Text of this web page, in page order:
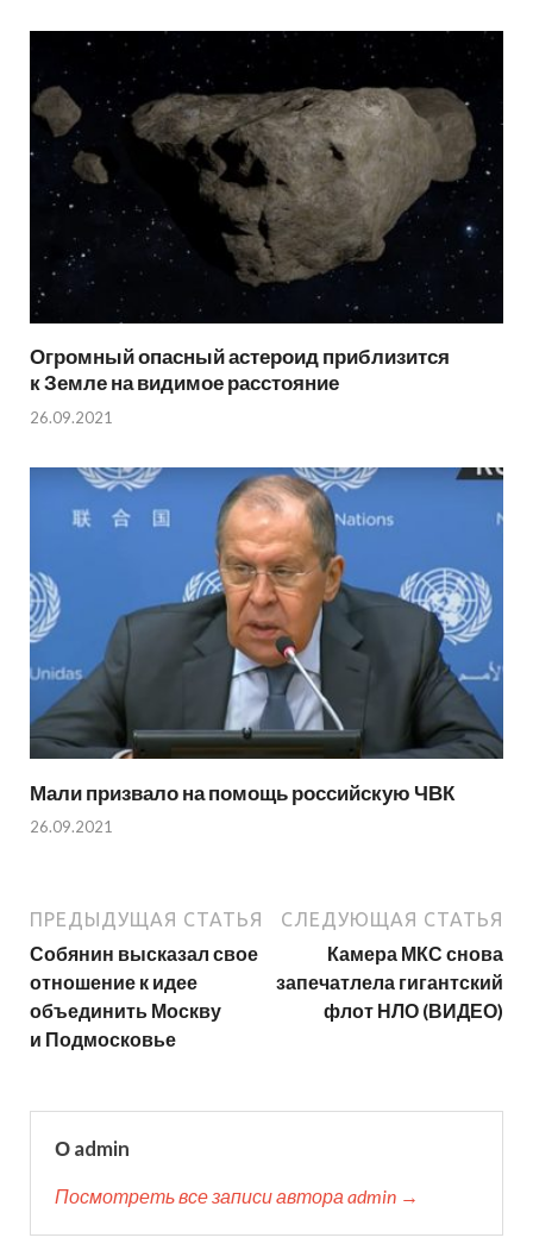
Огромный опасный астероид приблизится
к Земле на видимое расстояние
26.09.2021
Мали призвало на помощь российскую ЧВК
26.09.2021
ПРЕДЫДУЩАЯ СТАТЬЯ
Собянин высказал свое
отношение к идее
объединить Москву
и Подмосковье
СЛЕДУЮЩАЯ СТАТЬЯ
Камера МКС снова
запечатлела гигантский
флот НЛО (ВИДЕО)
О admin
Посмотреть все записи автора admin →